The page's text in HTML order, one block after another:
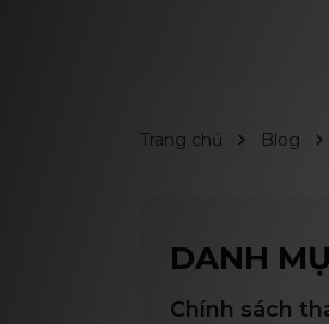
Trang chủ Blog
DANH
Chính sách